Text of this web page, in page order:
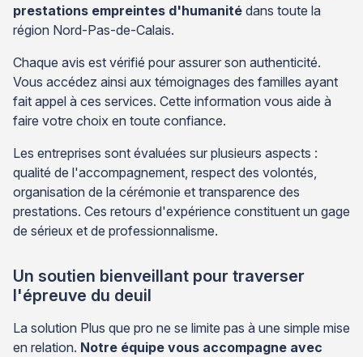
prestations empreintes d'humanité dans toute la
région Nord-Pas-de-Calais.
Chaque avis est vérifié pour assurer son authenticité.
Vous accédez ainsi aux témoignages des familles ayant
fait appel à ces services. Cette information vous aide à
faire votre choix en toute confiance.
Les entreprises sont évaluées sur plusieurs aspects :
qualité de l'accompagnement, respect des volontés,
organisation de la cérémonie et transparence des
prestations. Ces retours d'expérience constituent un gage
de sérieux et de professionnalisme.
Un soutien bienveillant pour traverser
l'épreuve du deuil
La solution Plus que pro ne se limite pas à une simple mise
en relation. Notre équipe vous accompagne avec